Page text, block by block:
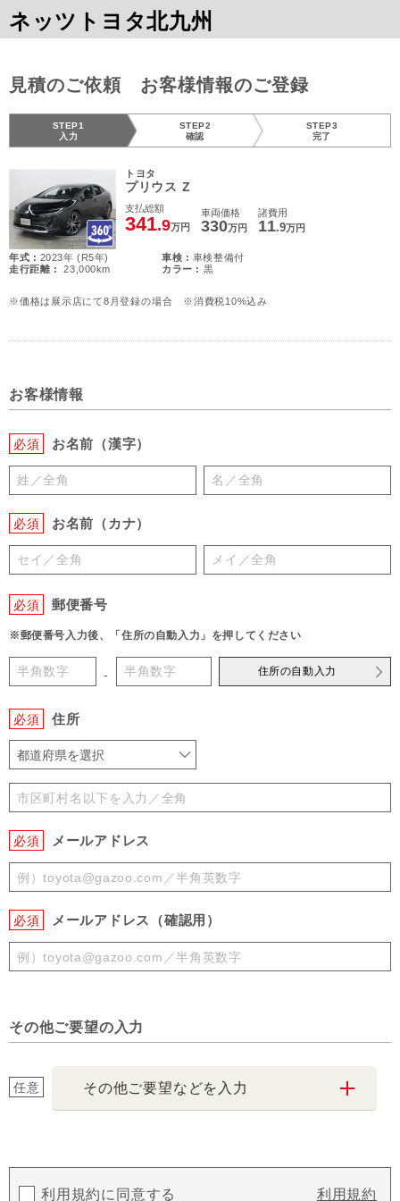
ネッツトヨタ北九州
見積のご依頼 お客様情報のご登録
STEP1
入力
STEP2
確認
STEP3
完了
トヨタ
プリウス Z
支払総額
341.9万円
車両価格
330万円
諸費用
11.9万円
年式 : 2023年 (R5年) 車検 : 車検整備付
走行距離 :
23,000km カラー : 黒
※価格は展示店にて8月登録の場合 ※消費税10%込み
お客様情報
必須 お名前（漢字）
必須 お名前（カナ）
必須 郵便番号
※郵便番号入力後、「住所の自動入力」を押してください
- 住所の自動入力
必須 住所
都道府県を選択
必須 メールアドレス
必須 メールアドレス（確認用）
その他ご要望の入力
任意 その他ご要望などを入力
利用規約に同意する 利用規約